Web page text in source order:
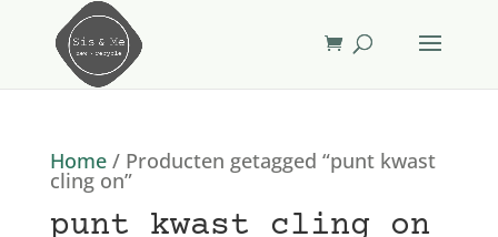
Home/ Producten getagged “punt kwast
cling on”
punt kwast cling on